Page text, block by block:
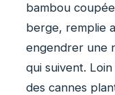
bambou
berge, remplie
engendrer une
qui suivent.
des cannes